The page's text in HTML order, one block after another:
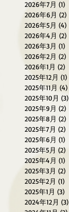
2026年7月 (1)
2026年6月 (2)
2026年5月 (4)
2026年4月 (2)
2026年3月 (1)
2026年2月 (2)
2026年1月 (2)
2025年12月 (1)
2025年11月 (4)
2025年10月 (3)
2025年9月 (2)
2025年8月 (2)
2025年7月 (2)
2025年6月 (1)
2025年5月 (2)
2025年4月 (1)
2025年3月 (2)
2025年2月 (1)
2025年1月 (3)
2024年12月 (3)